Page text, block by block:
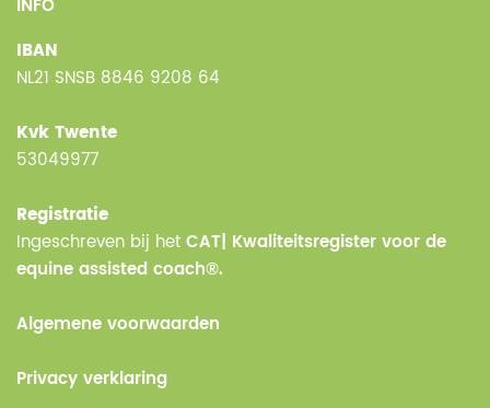
INFO
IBAN
NL21 SNSB 8846 9208 64
Kvk Twente
53049977
Registratie
Ingeschreven bij het CAT| Kwaliteitsregister voor de
equine assisted coach®.
Algemene voorwaarden
Privacy verklaring